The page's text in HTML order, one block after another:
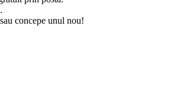
concepe unul nou!